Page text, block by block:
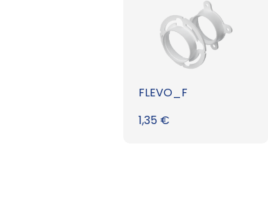
FLEVO_F
1,35 €